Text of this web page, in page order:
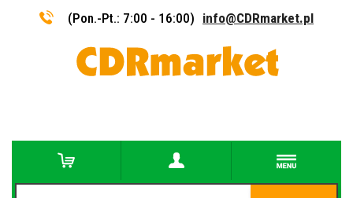
(Pon.-Pt.: 7:00 - 16:00) info@CDRmarket.pl